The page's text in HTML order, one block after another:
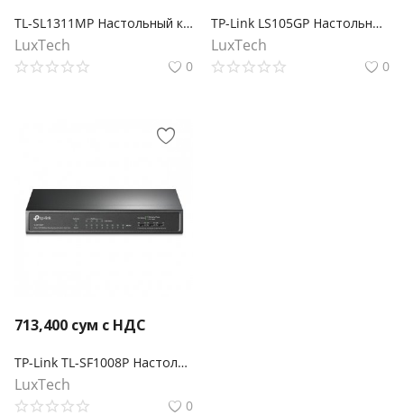
TL-SL1311MP Настольный коммутатор на 8 PoE+ портов 10/100 Мбит/с и 3 гигабитных порта
LuxTech
0
TP-Link LS105GP Настольный коммутатор с 5 гигабитными портами (4 порта PoE+)
LuxTech
0
713,400 сум с НДС
TP-Link TL-SF1008P Настольный коммутатор с 8 портами 10/100 Мбит/с (4 порта PoE+)
LuxTech
0